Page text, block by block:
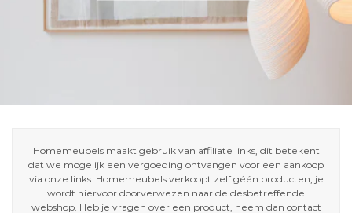
Homemeubels maakt gebruik van affiliate links, dit betekent
dat we mogelijk een vergoeding ontvangen voor een aankoop
via onze links. Homemeubels verkoopt zelf géén producten, je
wordt hiervoor doorverwezen naar de desbetreffende
webshop. Heb je vragen over een product, neem dan contact